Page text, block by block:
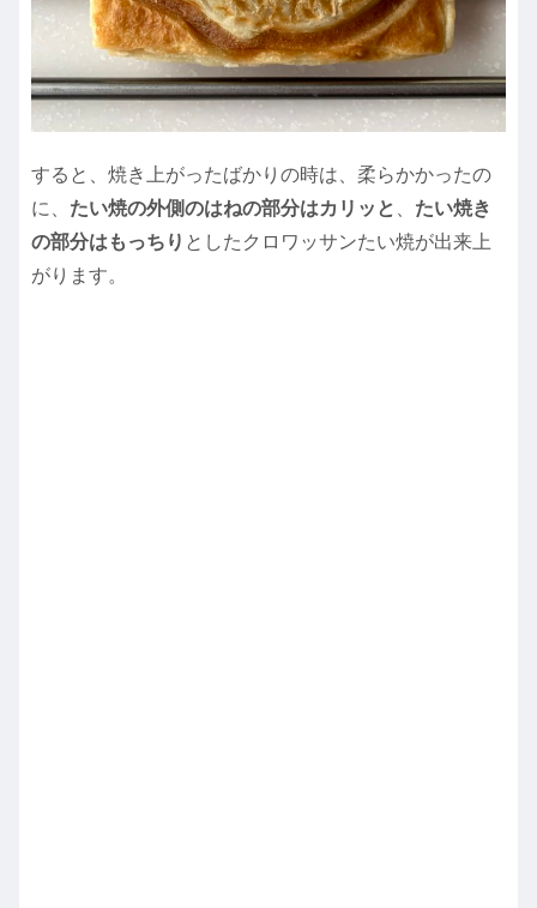
すると、焼き上がったばかりの時は、柔らかかったの
に、 たい焼の外側のはねの部分はカリッと 、 たい焼き
の部分はもっちり としたクロワッサンたい焼が出来上
がります。